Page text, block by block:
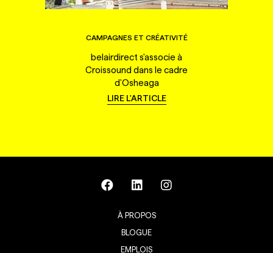
CAMPAGNES ET CRÉATIVITÉ
belairdirect s'associe à
Croissound dans le cadre
d'Osheaga
LIRE L'ARTICLE
À PROPOS
BLOGUE
EMPLOIS